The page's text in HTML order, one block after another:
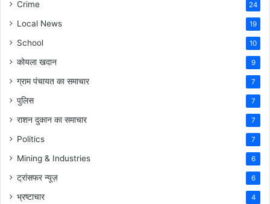
Crime 24
Local News 19
School 10
कोयला खदान 9
ग्राम पंचायत का समाचार 7
पुलिस 7
राशन दुकान का समाचार 7
Politics 7
Mining & Industries 6
ट्रांसफर न्यूज़ 6
भ्रष्टाचार 4